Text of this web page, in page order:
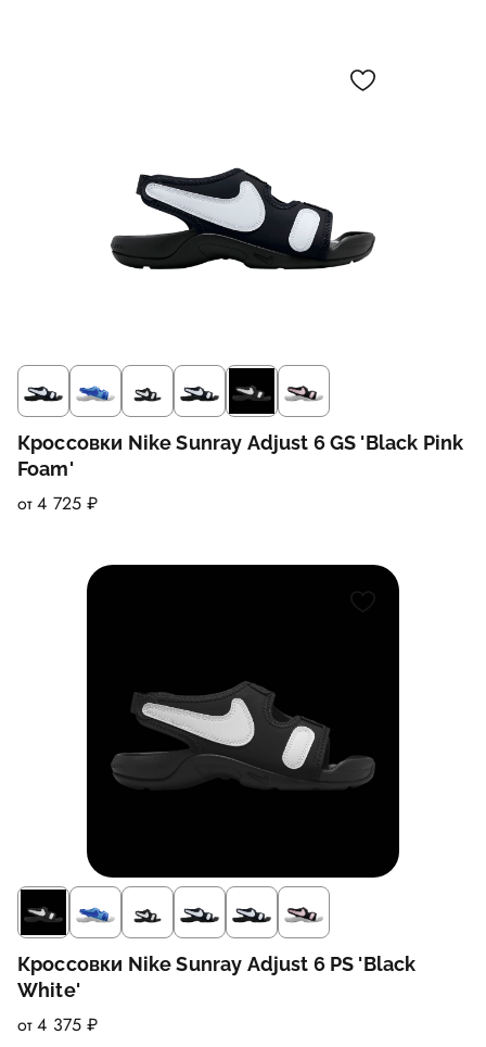
Кроссовки Nike Sunray Adjust 6 GS 'Black Pink
Foam'
от 4 725 ₽
Кроссовки Nike Sunray Adjust 6 PS 'Black
White'
от 4 375 ₽